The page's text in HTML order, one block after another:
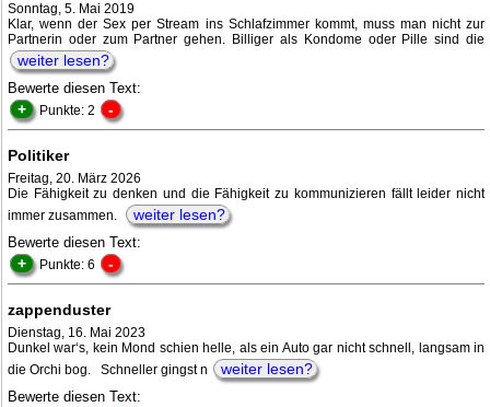
Sonntag, 5. Mai 2019
Klar, wenn der Sex per Stream ins Schlafzimmer kommt, muss man nicht zur
Partnerin oder zum Partner gehen. Billiger als Kondome oder Pille sind die
weiter lesen?
Bewerte diesen Text:
+ Punkte: 2 -
Politiker
Freitag, 20. März 2026
Die Fähigkeit zu denken und die Fähigkeit zu kommunizieren fällt leider nicht
immer zusammen.
weiter lesen?
Bewerte diesen Text:
+ Punkte: 6 -
zappenduster
Dienstag, 16. Mai 2023
Dunkel war‘s, kein Mond schien helle, als ein Auto gar nicht schnell, langsam in
die Orchi bog. Schneller gingst n
weiter lesen?
Bewerte diesen Text: